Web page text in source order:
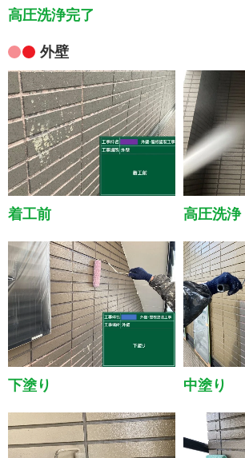
高圧洗浄完了
外壁
着工前 高圧洗浄
下塗り 中塗り